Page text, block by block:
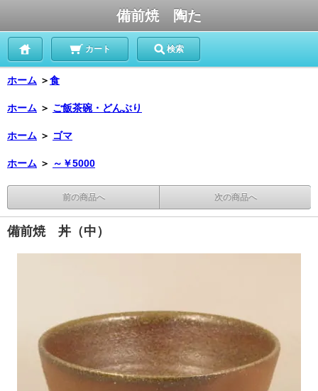
備前焼 陶た
カート 検索
ホーム ＞食
ホーム ＞ ご飯茶碗・どんぶり
ホーム ＞ ゴマ
ホーム ＞ ～￥5000
前の商品へ 次の商品へ
備前焼 丼（中）